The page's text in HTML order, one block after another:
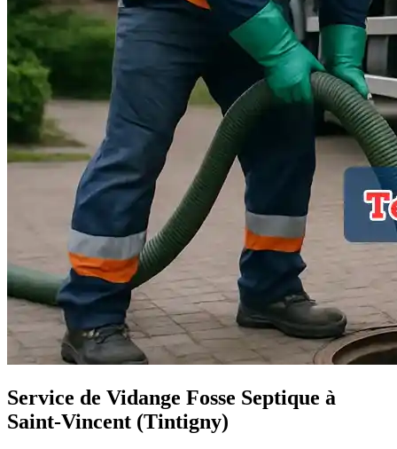
Service de Vidange Fosse Septique à
Saint-Vincent (Tintigny)